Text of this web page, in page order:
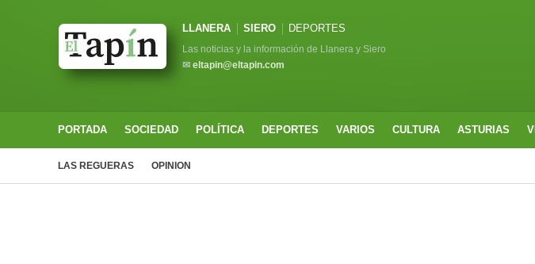
LLANERA SIERO DEPORTES
Las noticias y la información de Llanera y Siero
✉ eltapin@eltapin.com
PORTADA SOCIEDAD POLÍTICA DEPORTES VARIOS CULTURA ASTURIAS
LAS REGUERAS OPINION